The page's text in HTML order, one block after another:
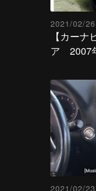
2021/02/26
【カー
ア 2007
2021/02/23